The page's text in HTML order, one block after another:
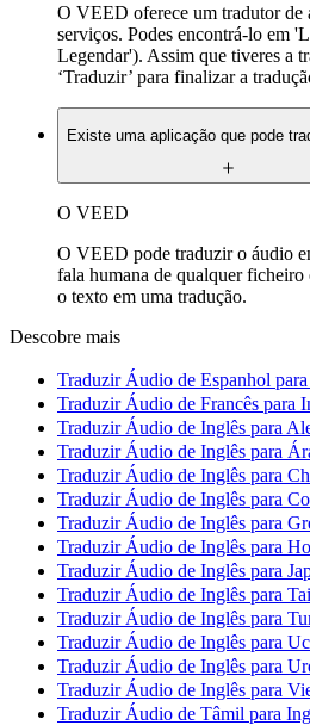
O VEED oferece um tradutor de
serviços. Podes encontrá-lo em
Legendar'). Assim que tiveres a
‘Traduzir’ para finalizar a
Existe uma aplicação que pode
O VEED
O VEED pode traduzir o áudio
fala humana de qualquer ficheiro
o texto em uma tradução.
Descobre mais
Traduzir Áudio de Espanhol
Traduzir Áudio de Francês para
Traduzir Áudio de Inglês para
Traduzir Áudio de Inglês para
Traduzir Áudio de Inglês para
Traduzir Áudio de Inglês para
Traduzir Áudio de Inglês para
Traduzir Áudio de Inglês para
Traduzir Áudio de Inglês para
Traduzir Áudio de Inglês para
Traduzir Áudio de Inglês para
Traduzir Áudio de Inglês para
Traduzir Áudio de Inglês para
Traduzir Áudio de Inglês para
Traduzir Áudio de Tâmil para